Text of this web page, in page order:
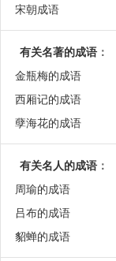
宋朝成语
有关名著的成语 ：
金瓶梅的成语
西厢记的成语
孽海花的成语
有关名人的成语 ：
周瑜的成语
吕布的成语
貂蝉的成语